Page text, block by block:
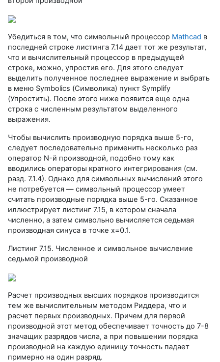
Убедиться в том, что символьный процессор Mathcad в
последней строке листинга 7.14 дает тот же результат,
что и вычислительный процессор в предыдущей
строке, можно, упростив его. Для этого следует
выделить полученное последнее выражение и выбрать
в меню Symbolics (Символика) пункт Symplify
(Упростить). После этого ниже появится еще одна
строка с численным результатом выделенного
выражения.
Чтобы вычислить производную порядка выше 5-го,
следует последовательно применить несколько раз
оператор N-й производной, подобно тому как
вводились операторы кратного интегрирования (см.
разд. 7.1.4). Однако для символьных вычислений этого
не потребуется — символьный процессор умеет
считать производные порядка выше 5-го. Сказанное
иллюстрирует листинг 7.15, в котором сначала
численно, а затем символьно вычисляется седьмая
производная синуса в точке х=0.1.
Листинг 7.15. Численное и символьное вычисление
седьмой производной
Расчет производных высших порядков производится
тем же вычислительным методом Риддера, что и
расчет первых производных. Причем для первой
производной этот метод обеспечивает точность до 7-8
значащих разрядов числа, а при повышении порядка
производной на каждую единицу точность падает
примерно на один разряд.